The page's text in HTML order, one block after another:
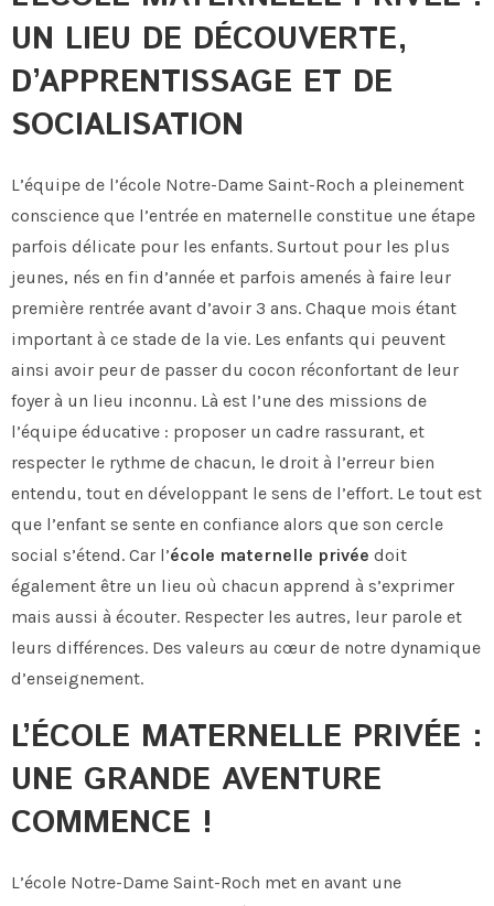
UN LIEU DE DÉCOUVERTE,
D’APPRENTISSAGE ET DE
SOCIALISATION
L’équipe de l’école Notre-Dame Saint-Roch a pleinement
conscience que l’entrée en maternelle constitue une étape
parfois délicate pour les enfants. Surtout pour les plus
jeunes, nés en fin d’année et parfois amenés à faire leur
première rentrée avant d’avoir 3 ans. Chaque mois étant
important à ce stade de la vie. Les enfants qui peuvent
ainsi avoir peur de passer du cocon réconfortant de leur
foyer à un lieu inconnu. Là est l’une des missions de
l’équipe éducative : proposer un cadre rassurant, et
respecter le rythme de chacun, le droit à l’erreur bien
entendu, tout en développant le sens de l’effort. Le tout est
que l’enfant se sente en confiance alors que son cercle
social s’étend. Car l’école maternelle privée doit
également être un lieu où chacun apprend à s’exprimer
mais aussi à écouter. Respecter les autres, leur parole et
leurs différences. Des valeurs au cœur de notre dynamique
d’enseignement.
L’ÉCOLE MATERNELLE PRIVÉE :
UNE GRANDE AVENTURE
COMMENCE !
L’école Notre-Dame Saint-Roch met en avant une